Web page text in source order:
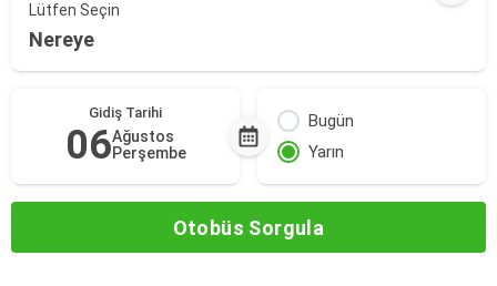
Lütfen Seçin
Nereye
Gidiş Tarihi
06Ağustos
Perşembe
Bugün
Yarın
Otobüs Sorgula